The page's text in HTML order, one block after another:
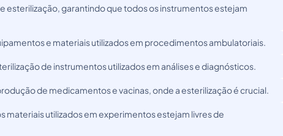
esterilização, garantindo que todos os instrumentos estejam
e materiais utilizados em procedimentos ambulatoriais.
de instrumentos utilizados em análises e diagnósticos.
de medicamentos e vacinas, onde a esterilização é crucial.
materiais utilizados em experimentos estejam livres de